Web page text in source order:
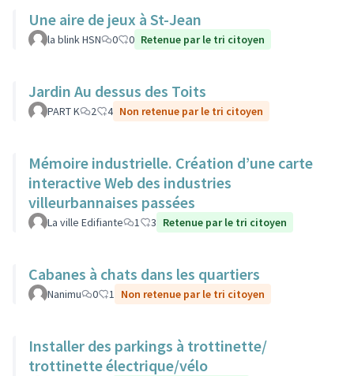
Une aire de jeux à St-Jean
la blink HSN 0 0 Retenue par le tri citoyen
Jardin Au dessus des Toits
PART K 2 4 Non retenue par le tri citoyen
Mémoire industrielle. Création d’une carte
interactive Web des industries
villeurbannaises passées
La ville Edifiante 1 3 Retenue par le tri citoyen
Cabanes à chats dans les quartiers
Nanimu 0 1 Non retenue par le tri citoyen
Installer des parkings à trottinette/
trottinette électrique/vélo